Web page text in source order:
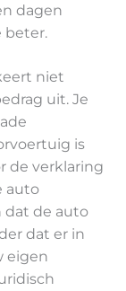
dagen
beter.
niet
uit. Je
is
de verklaring
auto
dat de auto
dat er in
eigen